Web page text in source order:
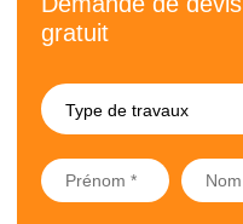
gratuit
Type de travaux